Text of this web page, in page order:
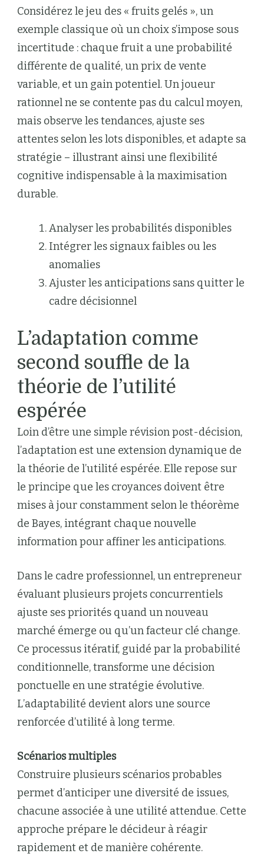
Considérez le jeu des « fruits gelés », un
exemple classique où un choix s’impose sous
incertitude : chaque fruit a une probabilité
différente de qualité, un prix de vente
variable, et un gain potentiel. Un joueur
rationnel ne se contente pas du calcul moyen,
mais observe les tendances, ajuste ses
attentes selon les lots disponibles, et adapte sa
stratégie – illustrant ainsi une flexibilité
cognitive indispensable à la maximisation
durable.
Analyser les probabilités disponibles
Intégrer les signaux faibles ou les
anomalies
Ajuster les anticipations sans quitter le
cadre décisionnel
L’adaptation comme
second souffle de la
théorie de l’utilité
espérée
Loin d’être une simple révision post-décision,
l’adaptation est une extension dynamique de
la théorie de l’utilité espérée. Elle repose sur
le principe que les croyances doivent être
mises à jour constamment selon le théorème
de Bayes, intégrant chaque nouvelle
information pour affiner les anticipations.
Dans le cadre professionnel, un entrepreneur
évaluant plusieurs projets concurrentiels
ajuste ses priorités quand un nouveau
marché émerge ou qu’un facteur clé change.
Ce processus itératif, guidé par la probabilité
conditionnelle, transforme une décision
ponctuelle en une stratégie évolutive.
L’adaptabilité devient alors une source
renforcée d’utilité à long terme.
Scénarios multiples
Construire plusieurs scénarios probables
permet d’anticiper une diversité de issues,
chacune associée à une utilité attendue. Cette
approche prépare le décideur à réagir
rapidement et de manière cohérente.